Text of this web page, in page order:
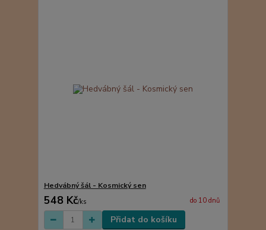
Hedvábný šál - Kosmický sen
548 Kč/ks do 10 dnů
Přidat do košíku